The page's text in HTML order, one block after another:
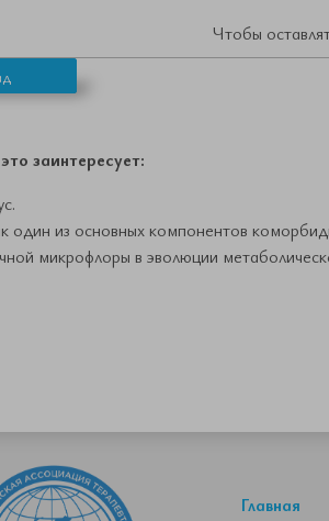
Чтобы
заинтересует:
один из основных компонентов
микрофлоры в эволюции
Главная